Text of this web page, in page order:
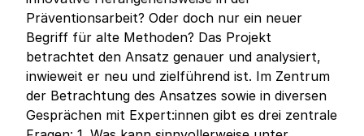
Präventionsarbeit? Oder doch nur ein neuer
Begriff für alte Methoden? Das Projekt
betrachtet den Ansatz genauer und analysiert,
inwieweit er neu und zielführend ist. Im Zentrum
der Betrachtung des Ansatzes sowie in diversen
Gesprächen mit Expert:innen gibt es drei zentrale